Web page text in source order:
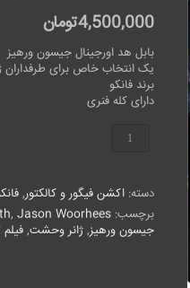
4,500,000تومان
بابل هد اورجینال جیسون ورهیز
یک انتخاب خاص برای
برند فانکو
دارای کله فنری
برند
فانکو
عدد
دسته: اکشن فیگور و کالکتور,
برچسب:
,Jason Woorhees
جیسون ورهیز, ژانر وحشت,